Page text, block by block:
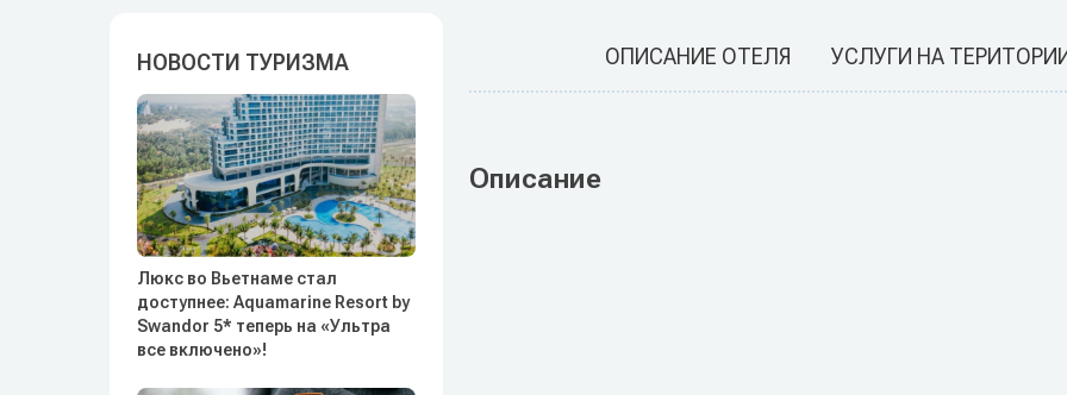
НОВОСТИ ТУРИЗМА
Люкс во Вьетнаме стал
доступнее: Aquamarine Resort by
Swandor 5* теперь на «Ультра
все включено»!
ОПИСАНИЕ ОТЕЛЯ УСЛУГИ НА
Описание